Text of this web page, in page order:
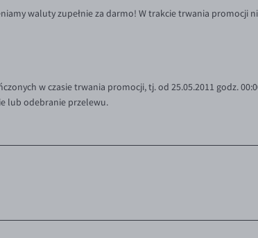
waluty zupełnie za darmo! W trakcie trwania promocji
w czasie trwania promocji, tj. od 25.05.2011 godz.
lub odebranie przelewu.